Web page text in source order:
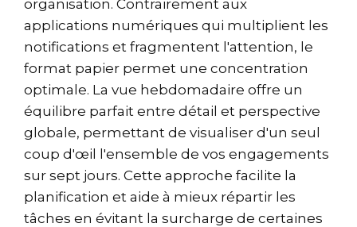
organisation. Contrairement aux
applications numériques qui multiplient les
notifications et fragmentent l'attention, le
format papier permet une concentration
optimale. La vue hebdomadaire offre un
équilibre parfait entre détail et perspective
globale, permettant de visualiser d'un seul
coup d'œil l'ensemble de vos engagements
sur sept jours. Cette approche facilite la
planification et aide à mieux répartir les
tâches en évitant la surcharge de certaines